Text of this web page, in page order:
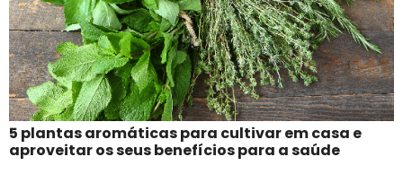
5 plantas aromáticas para cultivar em casa e
aproveitar os seus benefícios para a saúde